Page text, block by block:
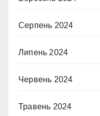
Серпень 2024
Липень 2024
Червень 2024
Травень 2024